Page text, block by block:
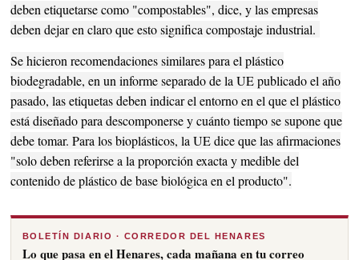
deben etiquetarse como "compostables", dice, y las empresas
deben dejar en claro que esto significa compostaje industrial.
Se hicieron recomendaciones similares para el plástico
biodegradable, en un informe separado de la UE publicado el año
pasado, las etiquetas deben indicar el entorno en el que el plástico
está diseñado para descomponerse y cuánto tiempo se supone que
debe tomar. Para los bioplásticos, la UE dice que las afirmaciones
"solo deben referirse a la proporción exacta y medible del
contenido de plástico de base biológica en el producto".
BOLETÍN DIARIO · CORREDOR DEL HENARES
Lo que pasa en el Henares, cada mañana en tu correo